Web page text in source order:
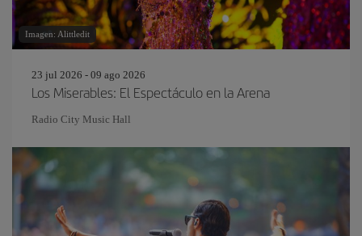
Imagen: Alittledit
23 jul 2026 - 09 ago 2026
Los Miserables: El Espectáculo en la Arena
Radio City Music Hall